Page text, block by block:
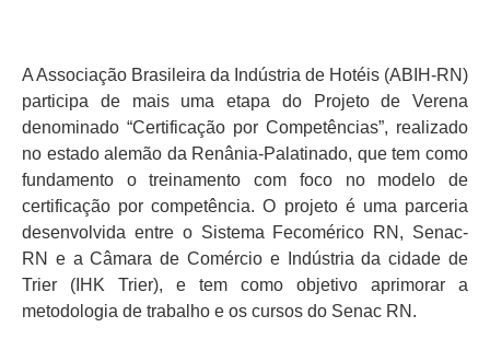
A Associação Brasileira da Indústria de Hotéis (ABIH-RN)
participa de mais uma etapa do Projeto de Verena
denominado “Certificação por Competências”, realizado
no estado alemão da Renânia-Palatinado, que tem como
fundamento o treinamento com foco no modelo de
certificação por competência. O projeto é uma parceria
desenvolvida entre o Sistema Fecomérico RN, Senac-
RN e a Câmara de Comércio e Indústria da cidade de
Trier (IHK Trier), e tem como objetivo aprimorar a
metodologia de trabalho e os cursos do Senac RN.